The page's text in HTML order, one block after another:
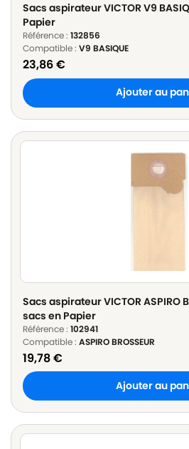
Sacs aspirateur VICTOR V9
Papier
Référence : 132856
Compatible : V9 BASIQUE
23,86€
Ajouter au
Sacs aspirateur VICTOR ASPIRO
sacs en Papier
Référence : 102941
Compatible : ASPIRO BROSSEUR
19,78€
Ajouter au